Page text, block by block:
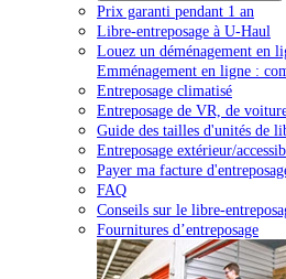
Prix garanti pendant 1 an
Libre-entreposage à U-Haul
Louez un déménagement en
Emménagement en ligne :
Entreposage climatisé
Entreposage de VR, de
Guide des tailles d'unités de
Entreposage extérieur/
Payer ma facture
FAQ
Conseils sur le libre-
Fournitures d’entreposage